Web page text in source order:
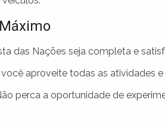
das Nações seja completa e
você aproveite todas as atividades
perca a oportunidade de